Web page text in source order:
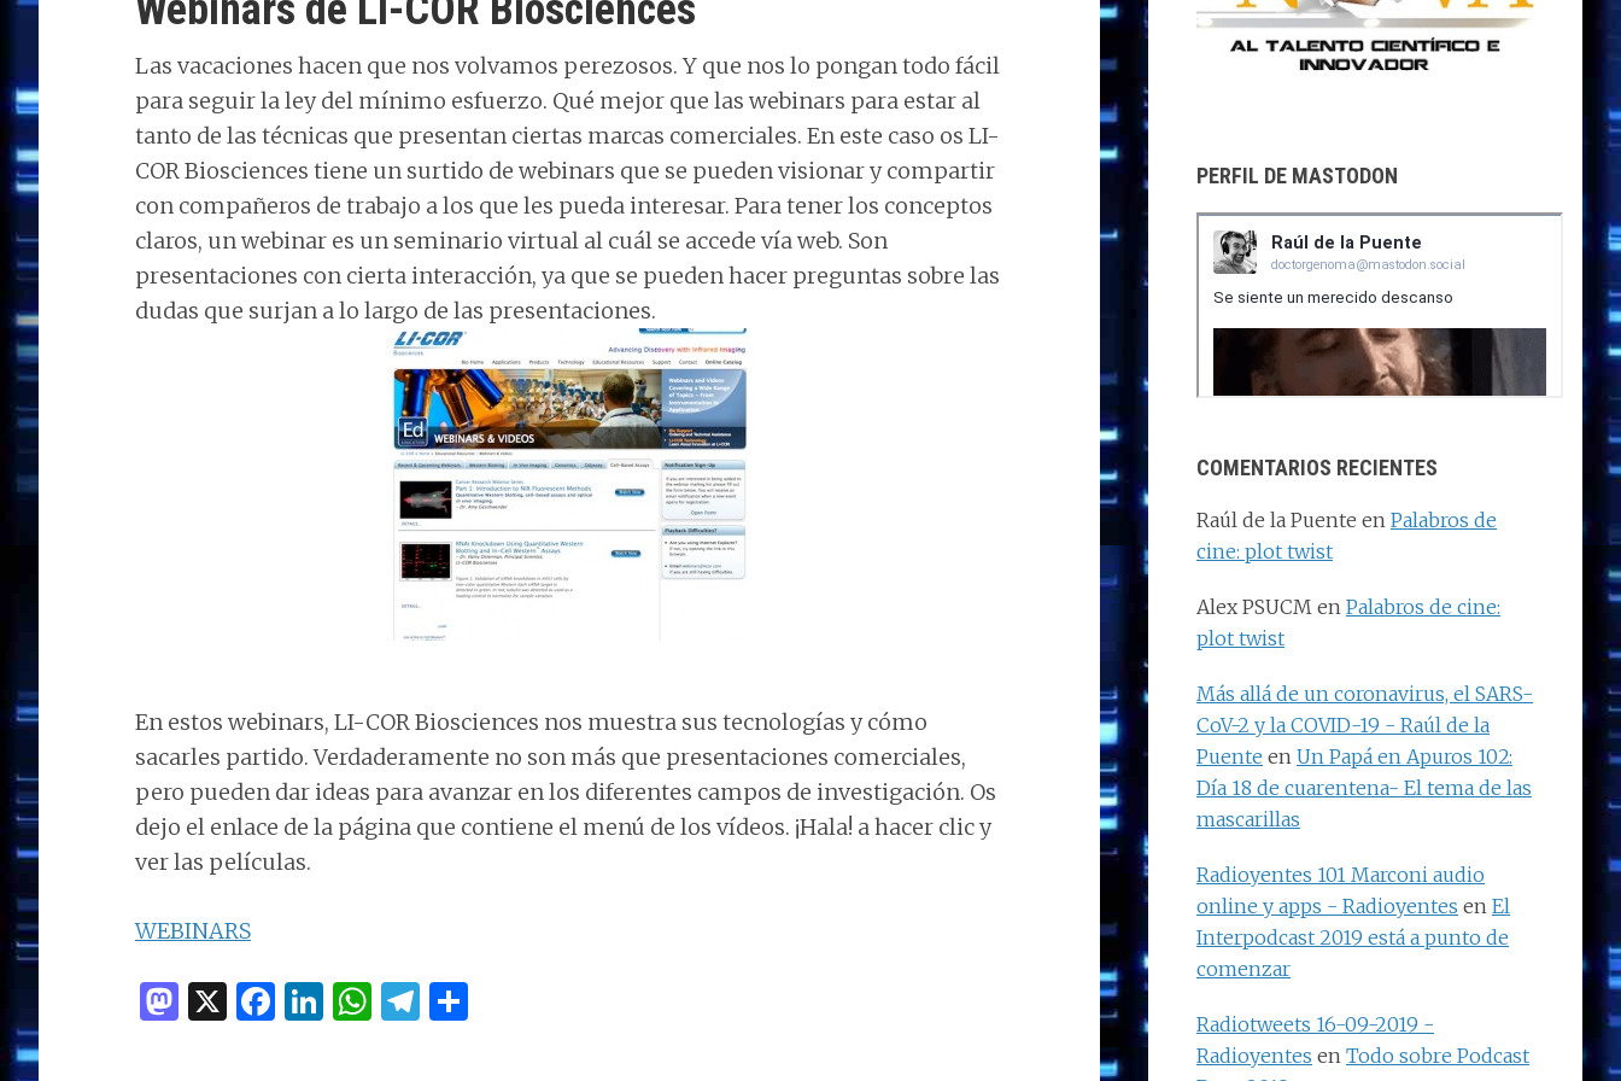
Las vacaciones hacen que nos volvamos perezosos. Y que nos lo pongan todo fácil
para seguir la ley del mínimo esfuerzo. Qué mejor que las webinars para estar al
tanto de las técnicas que presentan ciertas marcas comerciales. En este caso os LI-
COR Biosciences tiene un surtido de webinars que se pueden visionar y compartir
con compañeros de trabajo a los que les pueda interesar. Para tener los conceptos
claros, un webinar es un seminario virtual al cuál se accede vía web. Son
presentaciones con cierta interacción, ya que se pueden hacer preguntas sobre las
dudas que surjan a lo largo de las presentaciones.
En estos webinars, LI-COR Biosciences nos muestra sus tecnologías y cómo
sacarles partido. Verdaderamente no son más que presentaciones comerciales,
pero pueden dar ideas para avanzar en los diferentes campos de investigación. Os
dejo el enlace de la página que contiene el menú de los vídeos. ¡Hala! a hacer clic y
ver las películas.
WEBINARS
M X F
Li W T
PERFIL DE MASTODON
COMENTARIOS RECIENTES
Raúl de la Puente en Palabros de
cine: plot twist
Alex PSUCM en Palabros de cine:
plot twist
Más allá de un coronavirus, el SARS-
CoV-2 y la COVID-19 - Raúl de la
Puente en Un Papá en Apuros 102:
Día 18 de cuarentena- El tema de las
mascarillas
Radioyentes 101 Marconi audio
online y apps - Radioyentes en El
Interpodcast 2019 está a punto de
comenzar
Radiotweets 16-09-2019 -
Radioyentes en Todo sobre Podcast